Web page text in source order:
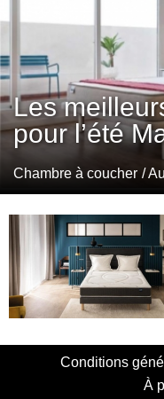
Les
pour l’été
Chambre à coucher /
Conditions
À